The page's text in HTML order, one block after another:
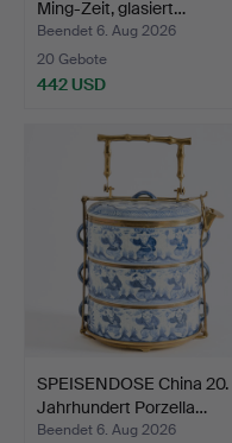
Ming-Zeit, glasiert…
Beendet 6. Aug 2026
20 Gebote
442 USD
SPEISENDOSE China 20.
Jahrhundert Porzella…
Beendet 6. Aug 2026